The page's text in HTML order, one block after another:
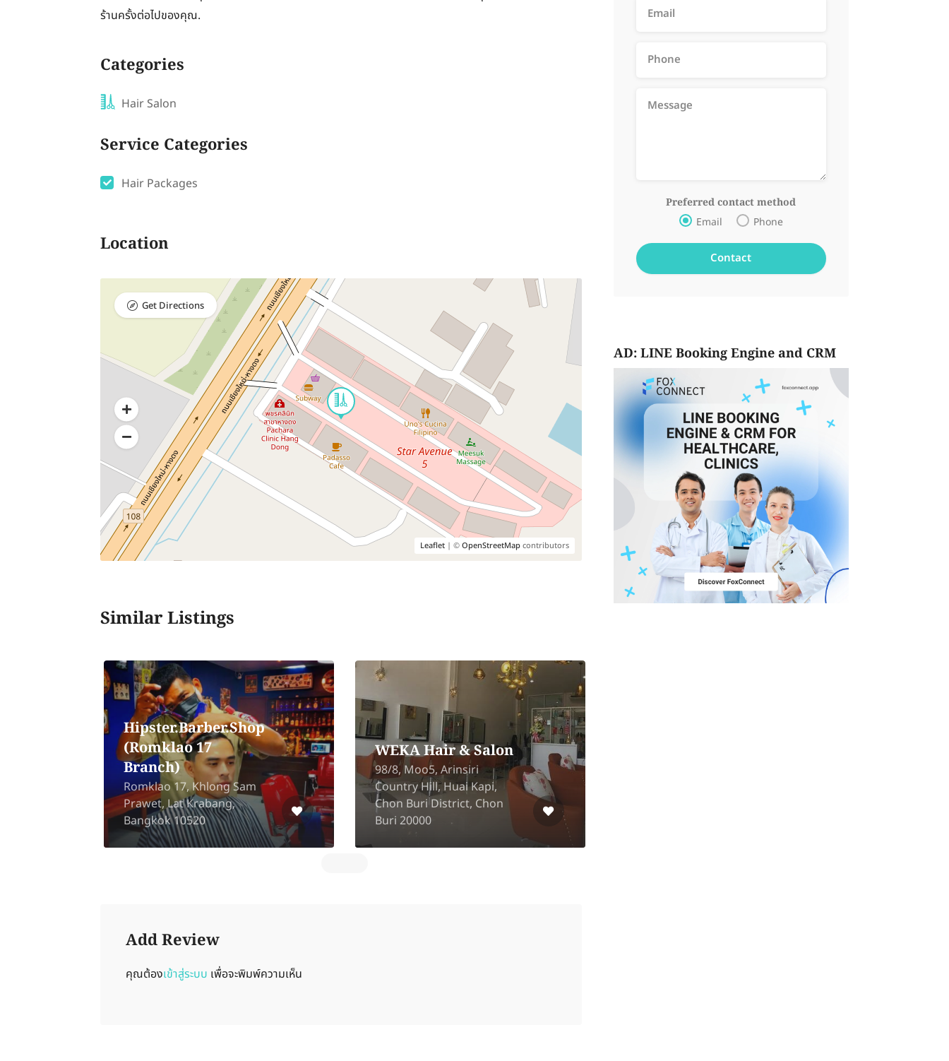
ร้านครั้งต่อไปของคุณ.
Categories
Hair Salon
Service Categories
Hair Packages
Location
Leaflet| ©OpenStreetMapcontributors
Get Directions
Similar Listings
Princess Salon
Salaya
16 65/15,65 Salaya,
Phutthamonthon, Nakhon
Pathom 73170
Brows Cafe by Om
Bangkok
Lumpini Place Borom
Ratchachonni - Pinklao ,
Borommaratchachonnani
Rd, Taling Chan, Bangkok
10170
Add Review
คุณต้องเข้าสู่ระบบ เพื่อจะพิมพ์ความเห็น
Preferred contact method
Email Phone
AD: LINE Booking Engine and CRM